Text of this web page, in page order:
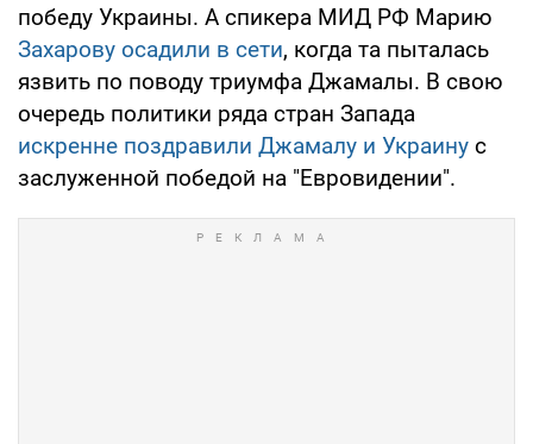
победу Украины. А спикера МИД РФ Марию
Захарову осадили в сети, когда та пыталась
язвить по поводу триумфа Джамалы. В свою
очередь политики ряда стран Запада
искренне поздравили Джамалу и Украину с
заслуженной победой на "Евровидении".